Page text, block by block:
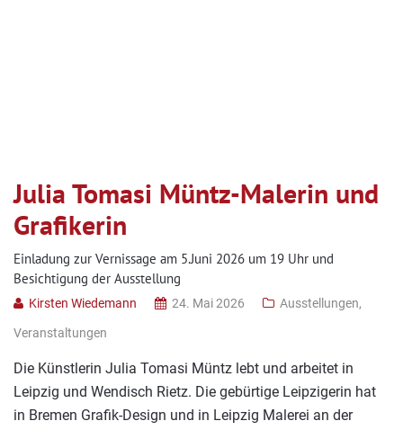
Julia Tomasi Müntz-Malerin und
Grafikerin
Einladung zur Vernissage am 5.Juni 2026 um 19 Uhr und
Besichtigung der Ausstellung
Kirsten Wiedemann 24. Mai 2026 Ausstellungen,
Veranstaltungen
Die Künstlerin Julia Tomasi Müntz lebt und arbeitet in
Leipzig und Wendisch Rietz. Die gebürtige Leipzigerin hat
in Bremen Grafik-Design und in Leipzig Malerei an der